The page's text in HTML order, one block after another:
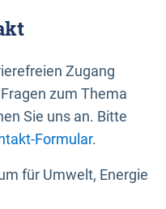
Zugang
zum Thema
Sie uns an. Bitte
Formular.
für Umwelt, Energie